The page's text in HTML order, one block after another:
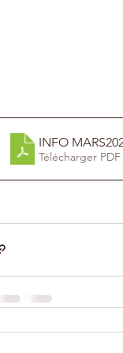
INFO
Télécharger PDF